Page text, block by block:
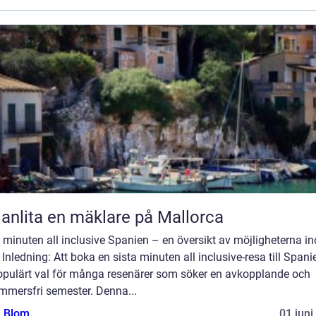
en mäklare på Mallorca
minuten all inclusive Spanien – en översikt av möjligheterna
Inledning: Att boka en sista minuten all inclusive-resa till
val för många resenärer som söker en avkopplande och
semester. Denna...
Blom
01 juni